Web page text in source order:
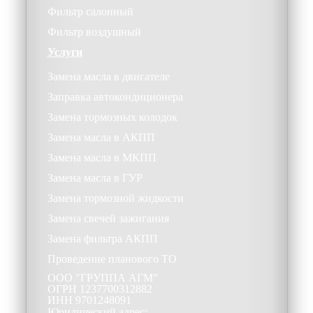
Фильтр салонный
Фильтр воздушный
Услуги
Замена масла в двигателе
Заправка автокондиционера
Замена тормозных колодок
Замена масла в АКПП
Замена масла в МКПП
Замена масла в ГУР
Замена тормозной жидкости
Замена свечей зажигания
Замена фильтра АКПП
Проведение планового ТО
ООО "ГРУППА АГМ"
ОГРН 1237700312882
ИНН 9701248091